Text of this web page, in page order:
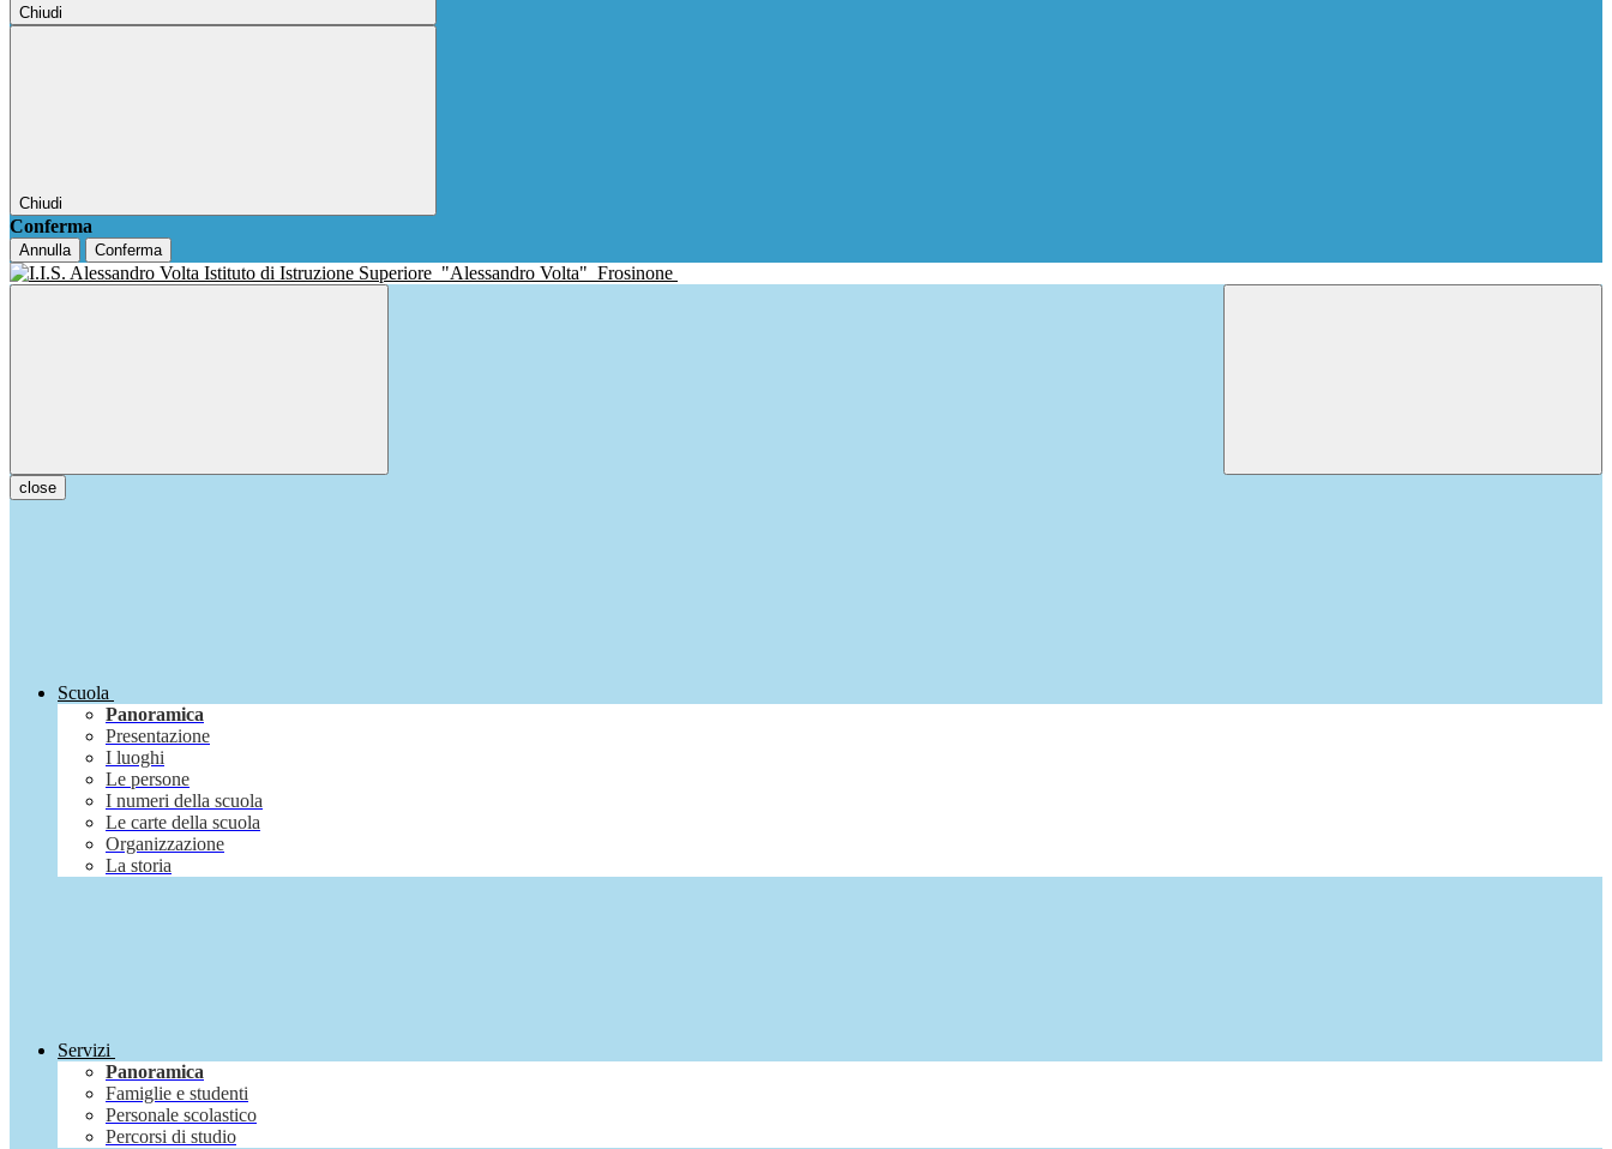
Chiudi
Chiudi
Conferma
Annulla Conferma
Istituto di Istruzione Superiore "Alessandro Volta" Frosinone
close
Scuola
Panoramica
Presentazione
I luoghi
Le persone
I numeri della scuola
Le carte della scuola
Organizzazione
La storia
Servizi
Panoramica
Famiglie e studenti
Personale scolastico
Percorsi di studio